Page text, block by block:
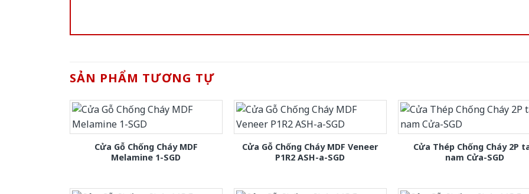
SẢN PHẨM TƯƠNG TỰ
Cửa Gỗ Chống Cháy MDF
Melamine 1-SGD
Cửa Gỗ Chống Cháy MDF Veneer
P1R2 ASH-a-SGD
Cửa Thép Chống Cháy 2P
nam Cửa-SGD